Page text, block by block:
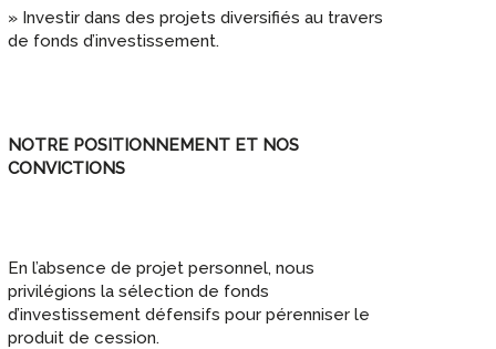
» Investir dans des projets diversifiés au travers
de fonds d’investissement.
NOTRE POSITIONNEMENT ET NOS
CONVICTIONS
En l’absence de projet personnel, nous
privilégions la sélection de fonds
d’investissement défensifs pour pérenniser le
produit de cession.